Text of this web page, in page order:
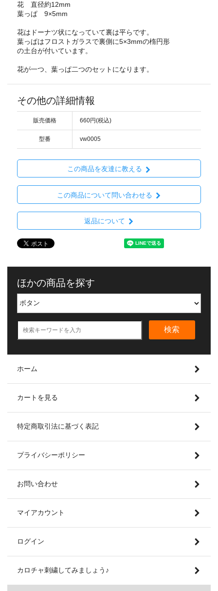
花 直径約12mm
葉っぱ 9×5mm
花はドーナツ状になっていて裏は平らです。
葉っぱはフロストガラスで裏側に5×3mmの楕円形
の土台が付いています。
花が一つ、葉っぱ二つのセットになります。
その他の詳細情報
販売価格 660円(税込)
型番 vw0005
この商品を友達に教える
この商品について問い合わせる
返品について
ほかの商品を探す
検索
ホーム
カートを見る
特定商取引法に基づく表記
プライバシーポリシー
お問い合わせ
マイアカウント
ログイン
カロチャ刺繍してみましょう♪